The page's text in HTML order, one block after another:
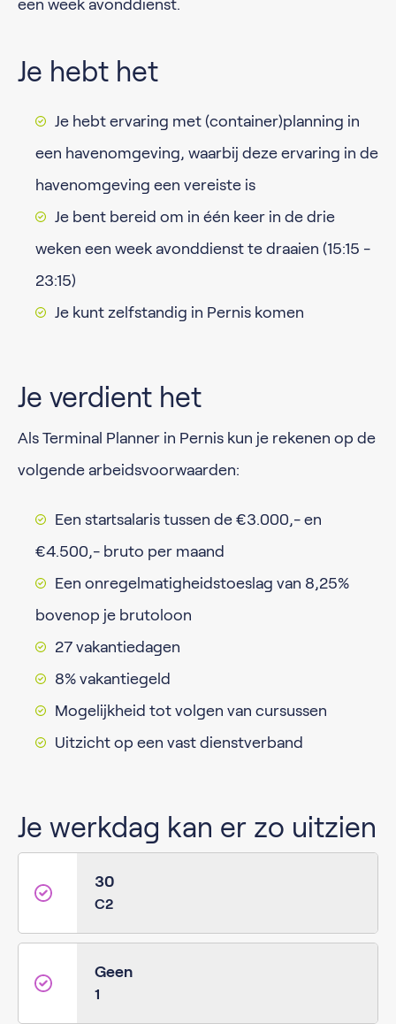
een week avonddienst.
Je hebt het
Je hebt ervaring met (container)planning in
een havenomgeving, waarbij deze ervaring in de
havenomgeving een vereiste is
Je bent bereid om in één keer in de drie
weken een week avonddienst te draaien (15:15 -
23:15)
Je kunt zelfstandig in Pernis komen
Je verdient het
Als Terminal Planner in Pernis kun je rekenen op de
volgende arbeidsvoorwaarden:
Een startsalaris tussen de €3.000,- en
€4.500,- bruto per maand
Een onregelmatigheidstoeslag van 8,25%
bovenop je brutoloon
27 vakantiedagen
8% vakantiegeld
Mogelijkheid tot volgen van cursussen
Uitzicht op een vast dienstverband
Je werkdag kan er zo uitzien
30
C2
Geen
1